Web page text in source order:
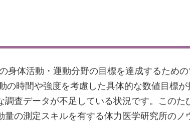
身体活動・運動分野の目標を達成するため
時間や強度を考慮した具体的な数値目標
査データが不足している状況です。この
の測定スキルを有する体力医学研究所の